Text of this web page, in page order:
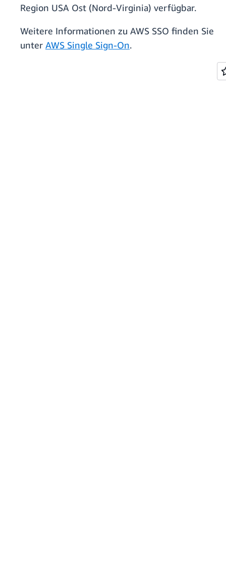
Region USA Ost (Nord-Virginia) verfügbar.
Weitere Informationen zu AWS SSO finden Sie
unter AWS Single Sign-On.